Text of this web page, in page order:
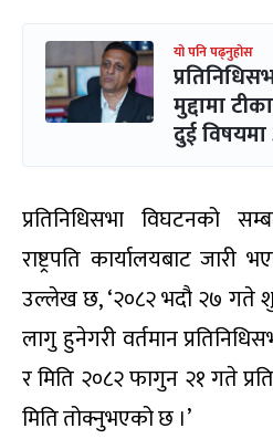
यो पनि पढ्नुहोस
मुद्दामा
दुई
प्रतिनिधिसभा विघटनको
राष्ट्रपति कार्यालयबाट जारी
उल्लेख छ, ‘२०८२ भदौ २७ गते
लागु हुनेगरी वर्तमान
र मिति २०८२ फागुन २१ गते
मिति तोक्नुभएको छ ।’